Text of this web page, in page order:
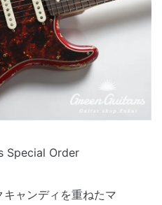
Special Order
ャンディを重ねたマ